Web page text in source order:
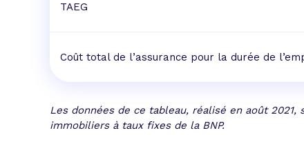
TAEG
Coût total de l’assurance pour la durée de
Les données de ce tableau, réalisé en août
immobiliers à taux fixes de la BNP.